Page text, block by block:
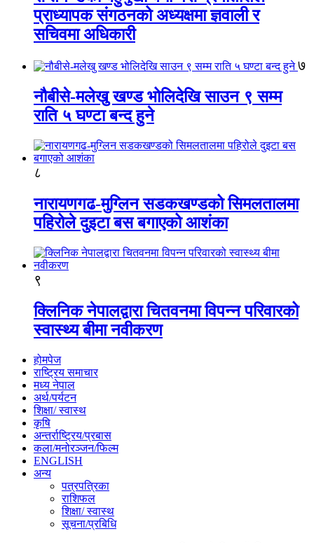
प्राध्यापक संगठनको अध्यक्षमा ज्ञवाली र
सचिवमा अधिकारी
७
नौबीसे-मलेखु खण्ड भोलिदेखि साउन ९ सम्म
राति ५ घण्टा बन्द हुने
८
नारायणगढ-मुग्लिन सडकखण्डको सिमलतालमा
पहिरोले दुइटा बस बगाएको आशंका
९
क्लिनिक नेपालद्वारा चितवनमा विपन्न परिवारको
स्वास्थ्य बीमा नवीकरण
होमपेज
राष्ट्रिय समाचार
मध्य नेपाल
अर्थ/पर्यटन
शिक्षा/ स्वास्थ
कृषि
अन्तर्राष्ट्रिय/प्रबास
कला/मनोरञ्जन/फिल्म
ENGLISH
अन्य
पत्रपत्रिका
राशिफल
शिक्षा/ स्वास्थ
सूचना/प्रबिधि